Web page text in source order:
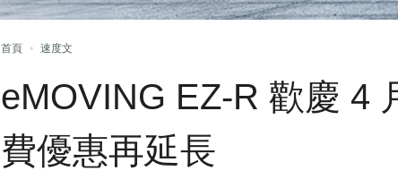
首頁 速度文
eMOVING EZ-R 歡慶 4
費優惠再延長